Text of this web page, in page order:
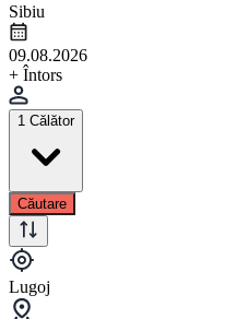
Sibiu
09.08.2026
+ Întors
1 Călător
Căutare
Lugoj